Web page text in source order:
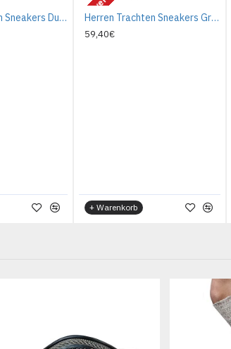
Herren Trachten Sneakers Dunkelbraun Herren Trachten Sneakers Grau
59,40€
+ Warenkorb